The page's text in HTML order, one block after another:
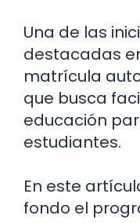
Una de las
destacadas
matrícula
que busca
educación
estudiantes.
En este
fondo el